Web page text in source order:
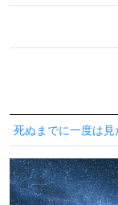
死ぬまでに一度は